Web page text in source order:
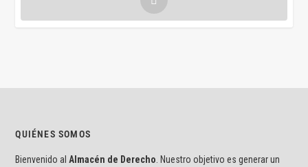
QUIÉNES SOMOS
Bienvenido al Almacén de Derecho . Nuestro objetivo es generar un